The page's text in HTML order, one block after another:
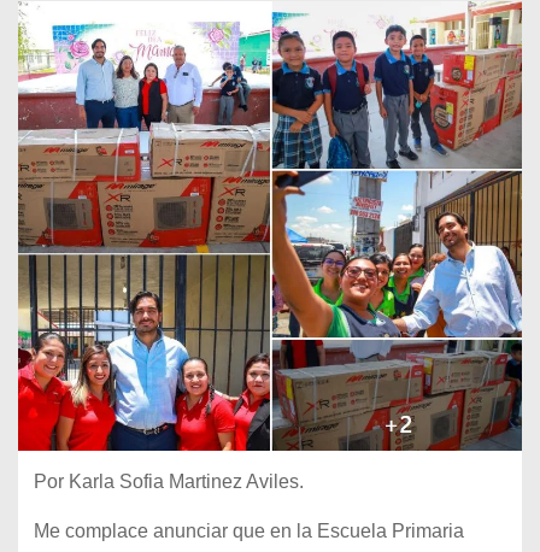
Por Karla Sofia Martinez Aviles.
Me complace anunciar que en la Escuela Primaria